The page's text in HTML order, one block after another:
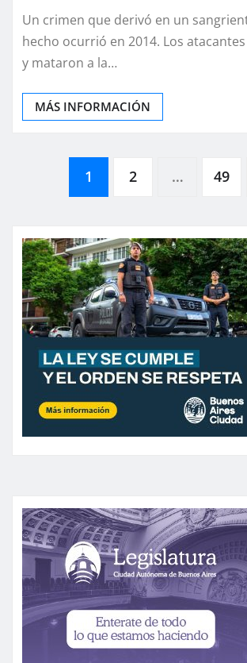
Un crimen que derivó en un
hecho ocurrió en 2014. Los
y mataron a la…
MÁS INFORMACIÓN
Paginación
de
entradas
1 2 … 49